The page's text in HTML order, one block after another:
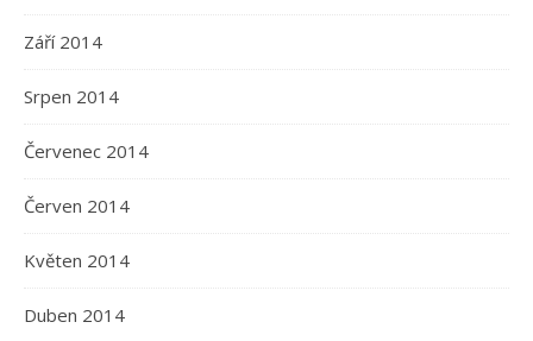
Září 2014
Srpen 2014
Červenec 2014
Červen 2014
Květen 2014
Duben 2014